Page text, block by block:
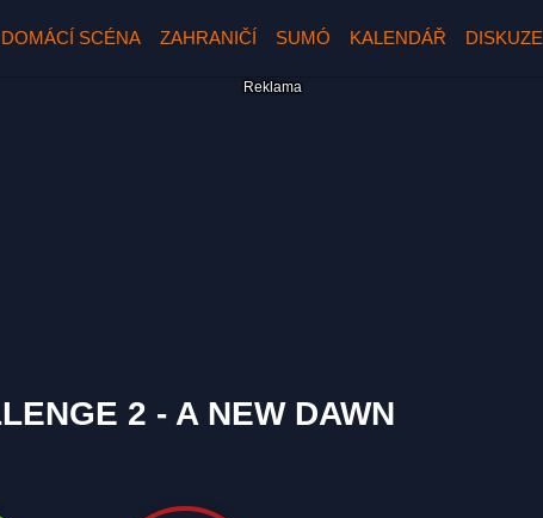
DOMÁCÍ SCÉNA ZAHRANIČÍ SUMÓ KALENDÁŘ DISKUZE
2 - A NEW DAWN